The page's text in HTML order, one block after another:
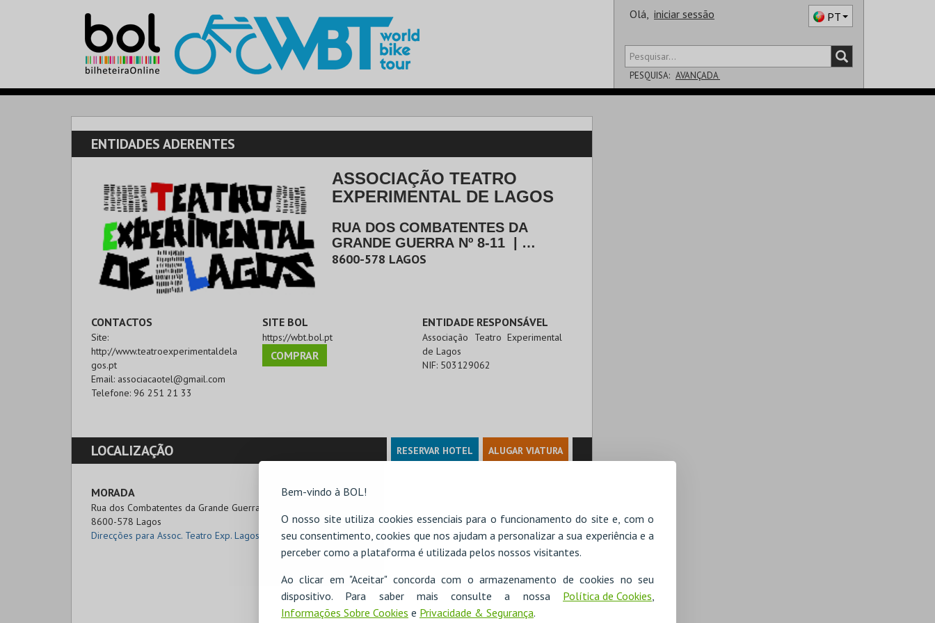
Bem-vindo à BOL!
O nosso site utiliza cookies essenciais para o funcionamento do site e, com o
seu consentimento, cookies que nos ajudam a personalizar a sua experiência e a
perceber como a plataforma é utilizada pelos nossos visitantes.
Ao clicar em "Aceitar" concorda com o armazenamento de cookies no seu
dispositivo. Para saber mais consulte a nossa Política de Cookies,
Informações Sobre Cookies e Privacidade & Segurança.
Olá, iniciar sessão PT
PESQUISA: AVANÇADA
ENTIDADES ADERENTES
ASSOCIAÇÃO TEATRO
EXPERIMENTAL DE LAGOS
RUA DOS COMBATENTES DA
GRANDE GUERRA Nº 8-11
LAGOS
8600-578 LAGOS
CONTACTOS
Site:
http://www.teatroexperimentaldela
gos.pt
Email: associacaotel@gmail.com
Telefone: 96 251 21 33
SITE BOL
https://wbt.bol.pt
COMPRAR
ENTIDADE RESPONSÁVEL
Associação Teatro Experimental
de Lagos
NIF: 503129062
LOCALIZAÇÃO RESERVAR HOTEL ALUGAR VIATURA
MORADA
Rua dos Combatentes da Grande Guerra nº 8-11
8600-578 Lagos
Direcções para Assoc. Teatro Exp. Lagos